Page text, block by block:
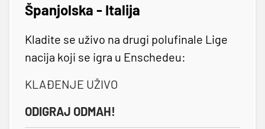
Španjolska - Italija
Kladite se uživo na drugi polufinale Lige
nacija koji se igra u Enschedeu:
KLAĐENJE UŽIVO
ODIGRAJ ODMAH!